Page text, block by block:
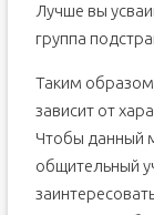
Лучше вы
группа
Таким
зависит от
Чтобы данный
общительный